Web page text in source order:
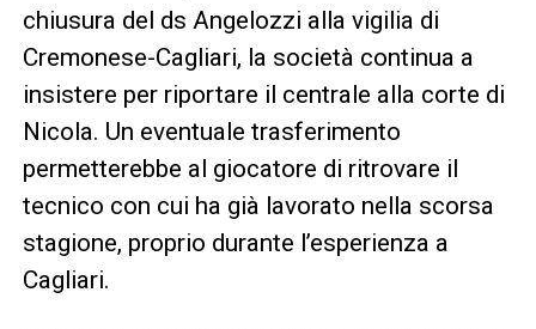
chiusura del ds Angelozzi alla vigilia di
Cremonese-Cagliari, la società continua a
insistere per riportare il centrale alla corte di
Nicola. Un eventuale trasferimento
permetterebbe al giocatore di ritrovare il
tecnico con cui ha già lavorato nella scorsa
stagione, proprio durante l’esperienza a
Cagliari.